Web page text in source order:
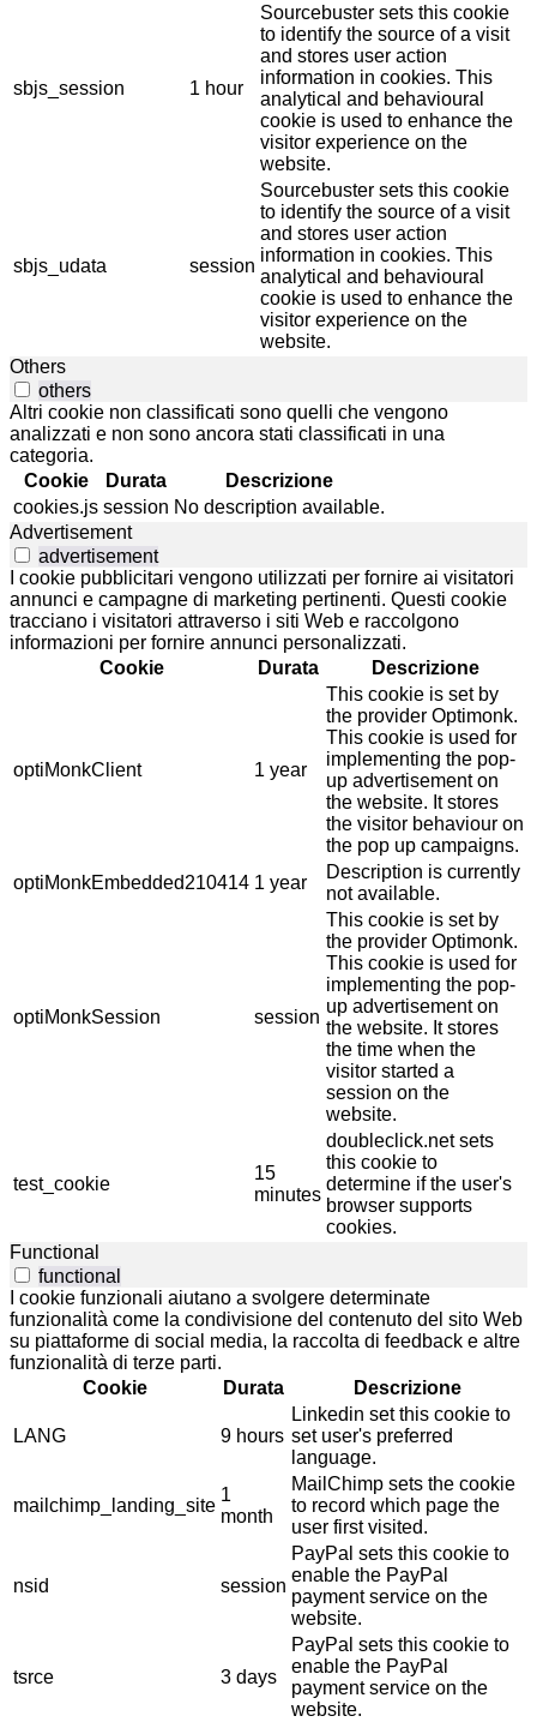
sbjs_session 1 hour
Sourcebuster sets this cookie
to identify the source of a visit
and stores user action
information in cookies. This
analytical and behavioural
cookie is used to enhance the
visitor experience on the
website.
sbjs_udata session
Sourcebuster sets this cookie
to identify the source of a visit
and stores user action
information in cookies. This
analytical and behavioural
cookie is used to enhance the
visitor experience on the
website.
Others
others
Altri cookie non classificati sono quelli che vengono
analizzati e non sono ancora stati classificati in una
categoria.
Cookie
Durata
Descrizione
cookies.js session No description available.
Advertisement
advertisement
I cookie pubblicitari vengono utilizzati per fornire ai visitatori
annunci e campagne di marketing pertinenti. Questi cookie
tracciano i visitatori attraverso i siti Web e raccolgono
informazioni per fornire annunci personalizzati.
Cookie
Durata Descrizione
optiMonkClient 1 year
This cookie is set by
the provider Optimonk.
This cookie is used for
implementing the pop-
up advertisement on
the website. It stores
the visitor behaviour on
the pop up campaigns.
optiMonkEmbedded210414 1 year
Description is currently
not available.
optiMonkSession session
This cookie is set by
the provider Optimonk.
This cookie is used for
implementing the pop-
up advertisement on
the website. It stores
the time when the
visitor started a
session on the
website.
test_cookie
15
minutes
doubleclick.net sets
this cookie to
determine if the user's
browser supports
cookies.
Functional
functional
I cookie funzionali aiutano a svolgere determinate
funzionalità come la condivisione del contenuto del sito Web
su piattaforme di social media, la raccolta di feedback e altre
funzionalità di terze parti.
Cookie
Durata Descrizione
LANG 9 hours
Linkedin set this cookie to
set user's preferred
language.
mailchimp_landing_site
1
month
MailChimp sets the cookie
to record which page the
user first visited.
nsid session
PayPal sets this cookie to
enable the PayPal
payment service on the
website.
tsrce 3 days
PayPal sets this cookie to
enable the PayPal
payment service on the
website.